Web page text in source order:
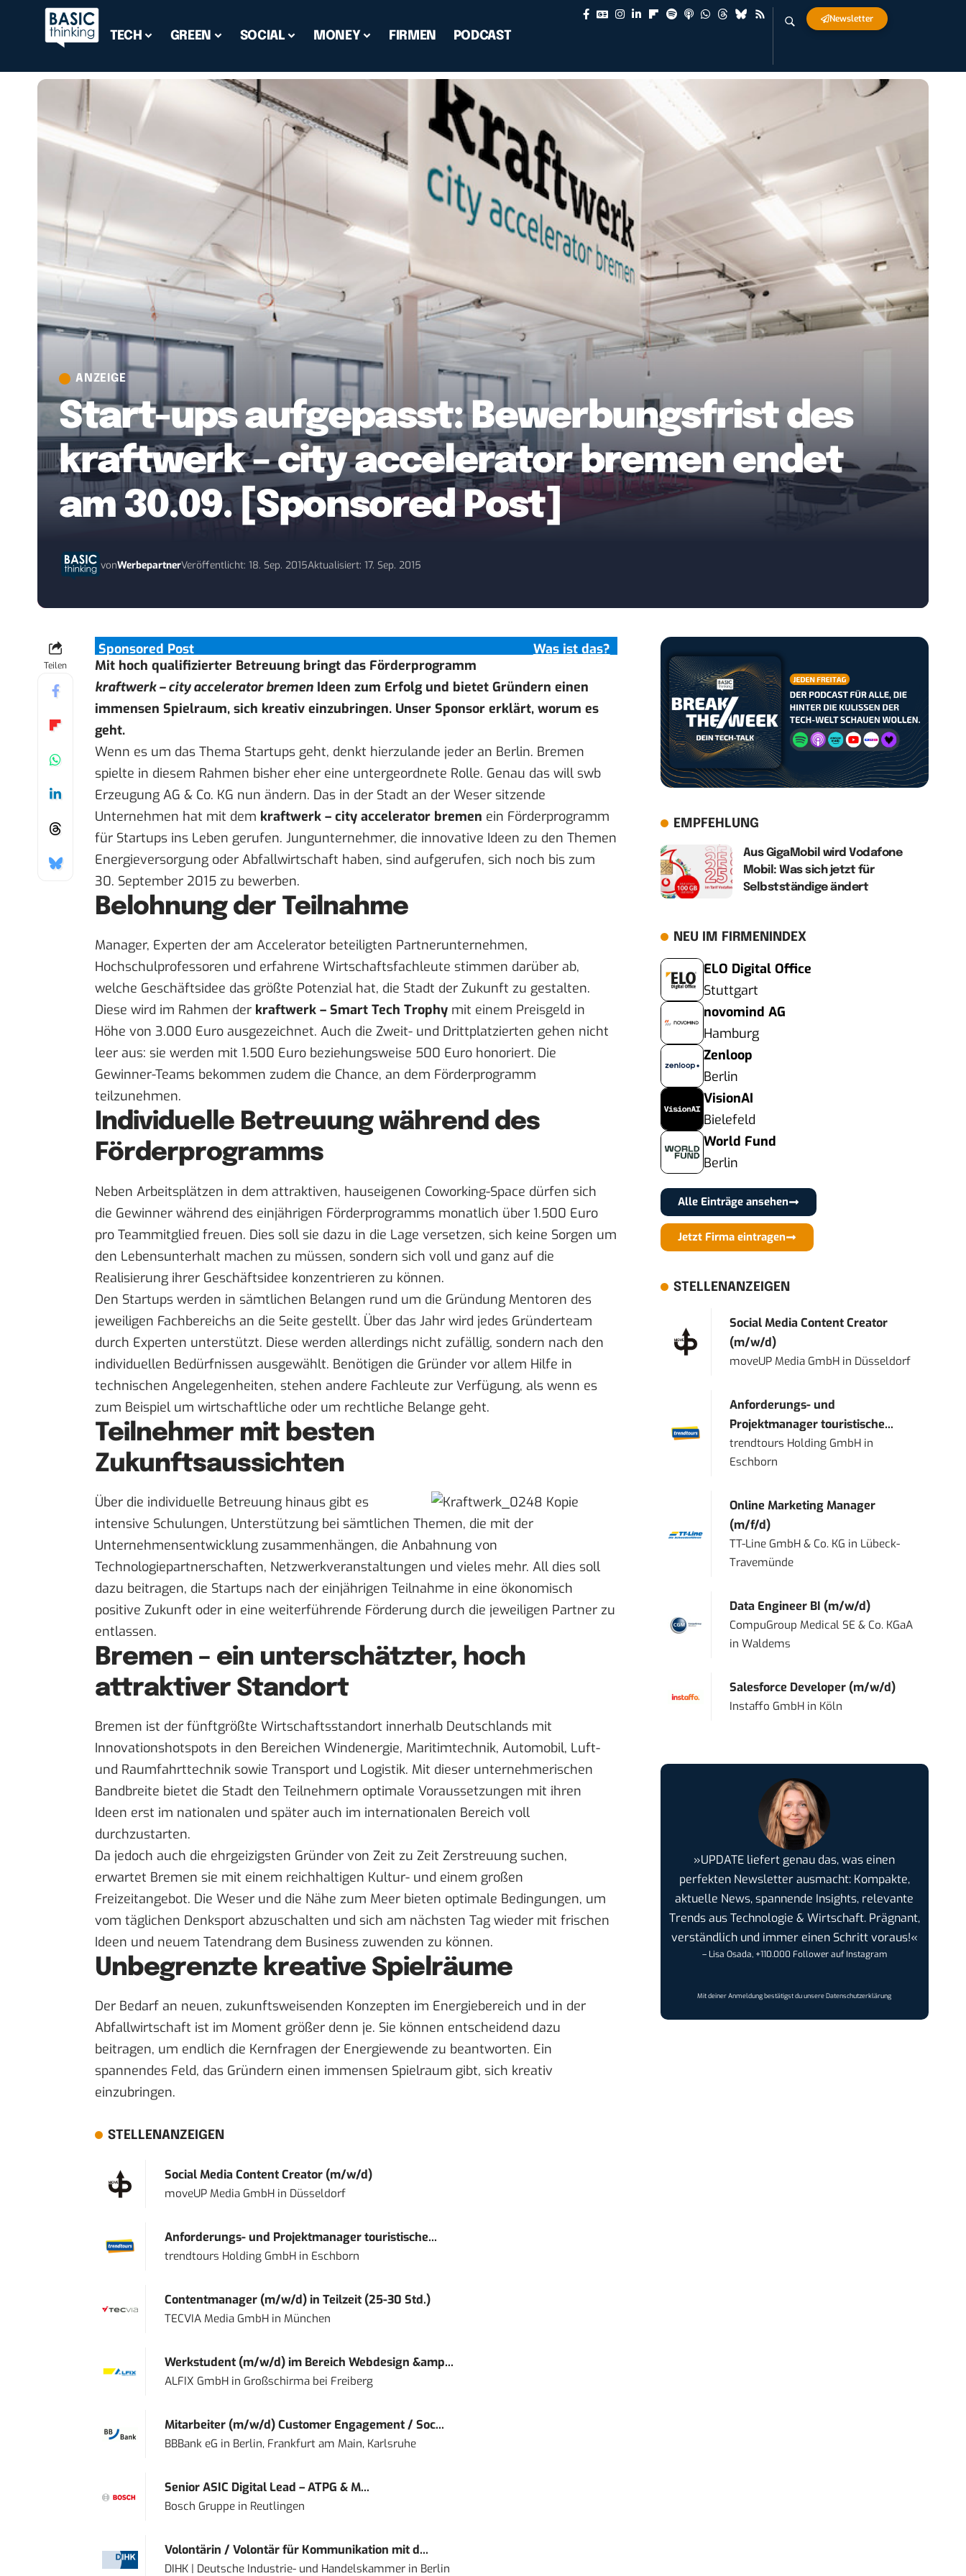
TECH GREEN SOCIAL MONEY FIRMEN PODCAST
Newsletter
ANZEIGE
Start-ups aufgepasst: Bewerbungsfrist des
kraftwerk – city accelerator bremen endet
am 30.09. [Sponsored Post]
vonWerbepartnerVeröffentlicht: 18. Sep. 2015Aktualisiert: 17. Sep. 2015
Teilen
Sponsored Post
Was ist das?
Mit hoch qualifizierter Betreuung bringt das Förderprogramm
kraftwerk – city accelerator bremen Ideen zum Erfolg und bietet Gründern einen
immensen Spielraum, sich kreativ einzubringen. Unser Sponsor erklärt, worum es
geht.
Wenn es um das Thema Startups geht, denkt hierzulande jeder an Berlin. Bremen
spielte in diesem Rahmen bisher eher eine untergeordnete Rolle. Genau das will swb
Erzeugung AG & Co. KG nun ändern. Das in der Stadt an der Weser sitzende
Unternehmen hat mit dem kraftwerk – city accelerator bremen ein Förderprogramm
für Startups ins Leben gerufen. Jungunternehmer, die innovative Ideen zu den Themen
Energieversorgung oder Abfallwirtschaft haben, sind aufgerufen, sich noch bis zum
30. September 2015 zu bewerben.
Belohnung der Teilnahme
Manager, Experten der am Accelerator beteiligten Partnerunternehmen,
Hochschulprofessoren und erfahrene Wirtschaftsfachleute stimmen darüber ab,
welche Geschäftsidee das größte Potenzial hat, die Stadt der Zukunft zu gestalten.
Diese wird im Rahmen der kraftwerk – Smart Tech Trophy mit einem Preisgeld in
Höhe von 3.000 Euro ausgezeichnet. Auch die Zweit- und Drittplatzierten gehen nicht
leer aus: sie werden mit 1.500 Euro beziehungsweise 500 Euro honoriert. Die
Gewinner-Teams bekommen zudem die Chance, an dem Förderprogramm
teilzunehmen.
Individuelle Betreuung während des
Förderprogramms
Neben Arbeitsplätzen in dem attraktiven, hauseigenen Coworking-Space dürfen sich
die Gewinner während des einjährigen Förderprogramms monatlich über 1.500 Euro
pro Teammitglied freuen. Dies soll sie dazu in die Lage versetzen, sich keine Sorgen um
den Lebensunterhalt machen zu müssen, sondern sich voll und ganz auf die
Realisierung ihrer Geschäftsidee konzentrieren zu können.
Den Startups werden in sämtlichen Belangen rund um die Gründung Mentoren des
jeweiligen Fachbereichs an die Seite gestellt. Über das Jahr wird jedes Gründerteam
durch Experten unterstützt. Diese werden allerdings nicht zufällig, sondern nach den
individuellen Bedürfnissen ausgewählt. Benötigen die Gründer vor allem Hilfe in
technischen Angelegenheiten, stehen andere Fachleute zur Verfügung, als wenn es
zum Beispiel um wirtschaftliche oder um rechtliche Belange geht.
Teilnehmer mit besten
Zukunftsaussichten
Über die individuelle Betreuung hinaus gibt es
intensive Schulungen, Unterstützung bei sämtlichen Themen, die mit der
Unternehmensentwicklung zusammenhängen, die Anbahnung von
Technologiepartnerschaften, Netzwerkveranstaltungen und vieles mehr. All dies soll
dazu beitragen, die Startups nach der einjährigen Teilnahme in eine ökonomisch
positive Zukunft oder in eine weiterführende Förderung durch die jeweiligen Partner zu
entlassen.
Bremen – ein unterschätzter, hoch
attraktiver Standort
Bremen ist der fünftgrößte Wirtschaftsstandort innerhalb Deutschlands mit
Innovationshotspots in den Bereichen Windenergie, Maritimtechnik, Automobil, Luft-
und Raumfahrttechnik sowie Transport und Logistik. Mit dieser unternehmerischen
Bandbreite bietet die Stadt den Teilnehmern optimale Voraussetzungen mit ihren
Ideen erst im nationalen und später auch im internationalen Bereich voll
durchzustarten.
Da jedoch auch die ehrgeizigsten Gründer von Zeit zu Zeit Zerstreuung suchen,
erwartet Bremen sie mit einem reichhaltigen Kultur- und einem großen
Freizeitangebot. Die Weser und die Nähe zum Meer bieten optimale Bedingungen, um
vom täglichen Denksport abzuschalten und sich am nächsten Tag wieder mit frischen
Ideen und neuem Tatendrang dem Business zuwenden zu können.
Unbegrenzte kreative Spielräume
Der Bedarf an neuen, zukunftsweisenden Konzepten im Energiebereich und in der
Abfallwirtschaft ist im Moment größer denn je. Sie können entscheidend dazu
beitragen, um endlich die Kernfragen der Energiewende zu beantworten. Ein
spannendes Feld, das Gründern einen immensen Spielraum gibt, sich kreativ
einzubringen.
STELLENANZEIGEN
Social Media Content Creator (m/w/d)
moveUP Media GmbHin Düsseldorf
Anforderungs- und Projektmanager touristische...
trendtours Holding GmbHin Eschborn
Contentmanager (m/w/d) in Teilzeit (25-30 Std.)
TECVIA Media GmbHin München
Werkstudent (m/w/d) im Bereich Webdesign &amp...
ALFIX GmbHin Großschirma bei Freiberg
Mitarbeiter (m/w/d) Customer Engagement / Soc...
BBBank eG in Berlin, Frankfurt am Main, Karlsruhe
Senior ASIC Digital Lead – ATPG & M...
Bosch Gruppein Reutlingen
Volontärin / Volontär für Kommunikation mit d...
DIHK | Deutsche Industrie- und Handelskammerin Berlin
EMPFEHLUNG
Aus GigaMobil wird Vodafone
Mobil: Was sich jetzt für
Selbstständige ändert
NEU IM FIRMENINDEX
ELO Digital Office
Stuttgart
novomind AG
Hamburg
Zenloop
Berlin
VisionAI
Bielefeld
World Fund
Berlin
Alle Einträge ansehen
Jetzt Firma eintragen
STELLENANZEIGEN
Social Media Content Creator
(m/w/d)
moveUP Media GmbH in Düsseldorf
Anforderungs- und
Projektmanager touristische...
trendtours Holding GmbH in
Eschborn
Online Marketing Manager
(m/f/d)
TT-Line GmbH & Co. KG in Lübeck-
Travemünde
Data Engineer BI (m/w/d)
CompuGroup Medical SE & Co. KGaA
inWaldems
Salesforce Developer (m/w/d)
Instaffo GmbH in Köln
»UPDATE liefert genau das, was einen
perfekten Newsletter ausmacht: Kompakte,
aktuelle News, spannende Insights, relevante
Trends aus Technologie & Wirtschaft. Prägnant,
verständlich und immer einen Schritt voraus!«
– Lisa Osada, +110.000 Follower auf Instagram
Mit deiner Anmeldung bestätigst du unsereDatenschutzerklärung